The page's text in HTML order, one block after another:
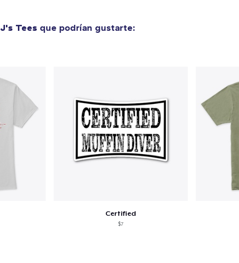
J's Tees que podrían gustarte:
Certified
$7
artículo añadido al carrito
Finalizar y pagar pedido